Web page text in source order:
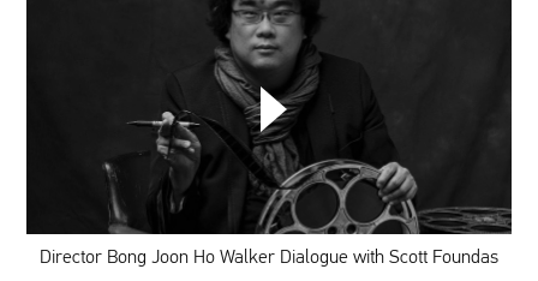
Director
Bong
Joon
Ho
Walker
Dialogue
with
Scott
Foundas
Director Bong Joon Ho Walker Dialogue with Scott Foundas